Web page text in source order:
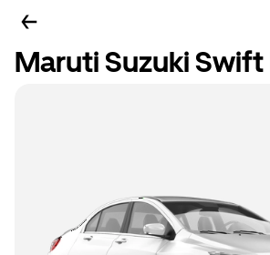
Maruti Suzuki Swift